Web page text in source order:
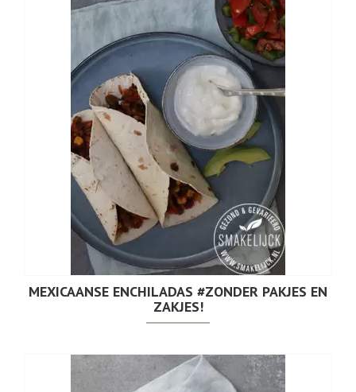
MEXICAANSE ENCHILADAS #ZONDER PAKJES EN
ZAKJES!